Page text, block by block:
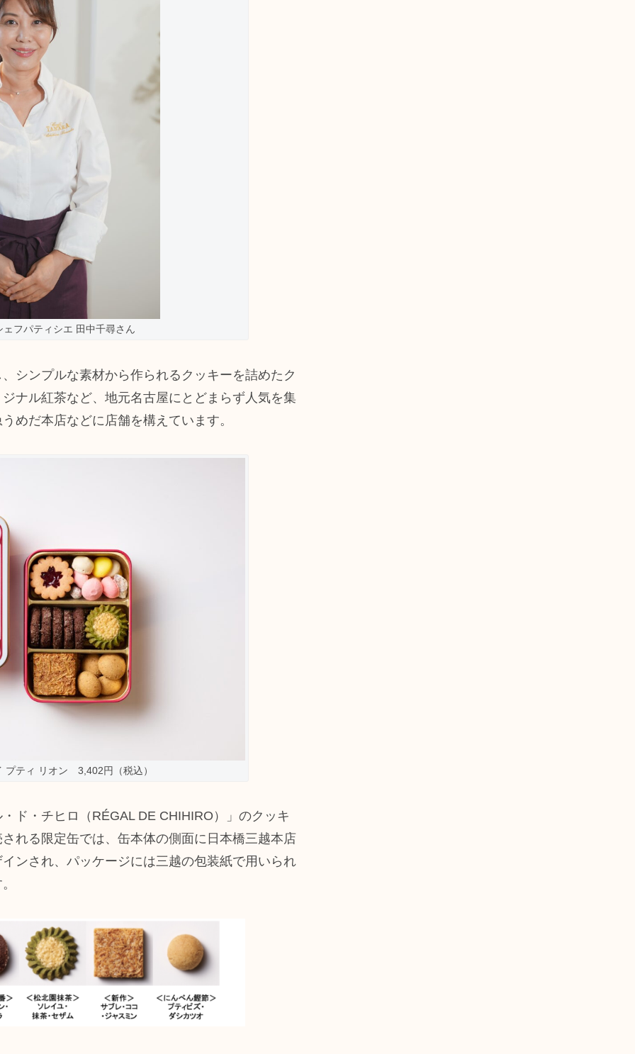
フパティシエ 田中千尋さん
シンプルな素材から作られるクッキーを詰めたク
ナル紅茶など、地元名古屋にとどまらず人気を集
めだ本店などに店舗を構えています。
プティ リオン 3,402円（税込）
ド・チヒロ（RÉGAL DE CHIHIRO）」のクッキ
れる限定缶では、缶本体の側面に日本橋三越本店
ンされ、パッケージには三越の包装紙で用いられ